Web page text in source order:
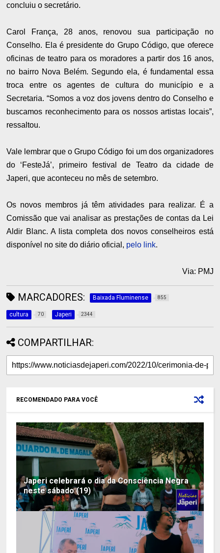
concluiu o secretário.
Carol França, 28 anos, renovou sua participação no
Conselho. Ela é presidente do Grupo Código, que oferece
oficinas de teatro para os moradores a partir dos 16 anos,
no bairro Nova Belém. Segundo ela, é fundamental essa
troca entre os agentes de cultura do município e a
Secretaria. “Somos a voz dos jovens dentro do Conselho e
buscamos reconhecimento para os nossos artistas locais”,
ressaltou.
Vale lembrar que o Grupo Código foi um dos organizadores
do ‘FesteJá’, primeiro festival de Teatro da cidade de
Japeri, que aconteceu no mês de setembro.
Os novos membros já têm atividades para realizar. É a
Comissão que vai analisar as prestações de contas da Lei
Aldir Blanc. A lista completa dos novos conselheiros está
disponível no site do diário oficial, pelo link.
Via: PMJ
MARCADORES: Baixada Fluminense 855
cultura 70 Japeri 2344
COMPARTILHAR:
RECOMENDADO PARA VOCÊ
Japeri celebrará o dia da Consciência Negra
neste sábado (19)